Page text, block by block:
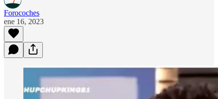
Forocoches
ene 16, 2023